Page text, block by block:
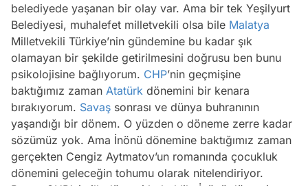
belediyede yaşanan bir olay var. Ama bir tek Yeşilyurt
Belediyesi, muhalefet milletvekili olsa bile Malatya
Milletvekili Türkiye’nin gündemine bu kadar şık
olamayan bir şekilde getirilmesini doğrusu ben bunu
psikolojisine bağlıyorum. CHP’nin geçmişine
baktığımız zaman Atatürk dönemini bir kenara
bırakıyorum. Savaş sonrası ve dünya buhranının
yaşandığı bir dönem. O yüzden o döneme zerre kadar
sözümüz yok. Ama İnönü dönemine baktığımız zaman
gerçekten Cengiz Aytmatov’un romanında çocukluk
dönemini geleceğin tohumu olarak nitelendiriyor.